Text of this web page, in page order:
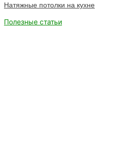
Натяжные потолки на кухне
Полезные статьи